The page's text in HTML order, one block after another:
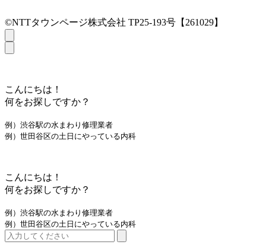
©NTTタウンページ株式会社 TP25-193号【261029】
こんにちは！
何をお探しですか？
例）渋谷駅の水まわり修理業者
例）世田谷区の土日にやっている内科
こんにちは！
何をお探しですか？
例）渋谷駅の水まわり修理業者
例）世田谷区の土日にやっている内科